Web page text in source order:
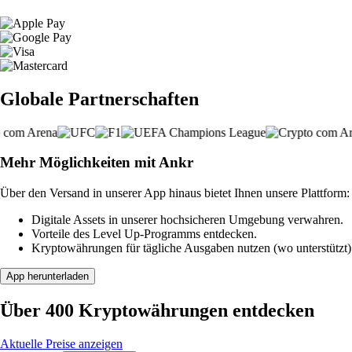
Globale Partnerschaften
Mehr Möglichkeiten mit Ankr
Über den Versand in unserer App hinaus bietet Ihnen unsere Plattform:
Digitale Assets in unserer hochsicheren Umgebung verwahren.
Vorteile des Level Up-Programms entdecken.
Kryptowährungen für tägliche Ausgaben nutzen (wo
App herunterladen
Über 400 Kryptowährungen entdecken
Aktuelle Preise anzeigen